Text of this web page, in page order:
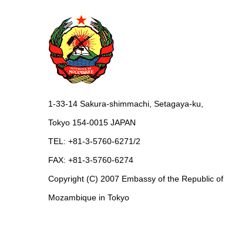
1-33-14 Sakura-shimmachi, Setagaya-ku,
Tokyo 154-0015 JAPAN
TEL: +81-3-5760-6271/2
FAX: +81-3-5760-6274
Copyright (C) 2007 Embassy of the Republic of
Mozambique in Tokyo